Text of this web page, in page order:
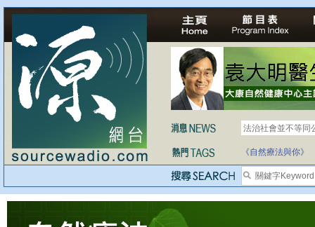
法治社會並不等同
《自然療法與你》